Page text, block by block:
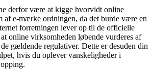
derfor være at kigge hvorvidt online
af e-mærke ordningen, da det burde være en
forretningen lever op til de officielle
online virksomheden løbende vurderes af
gældende regulativer. Dette er desuden din
hvis du oplever vanskeligheder i